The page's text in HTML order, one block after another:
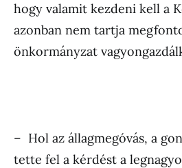
hogy valamit kezdeni kell a
azonban nem tartja
önkormányzat
– Hol az állagmegóvás, a
tette fel a kérdést a